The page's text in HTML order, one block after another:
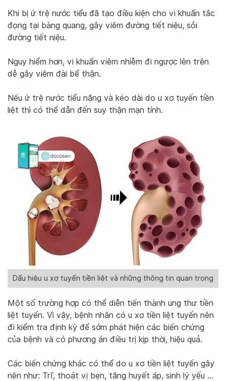
Khi bị ứ trệ nước tiểu đã tạo điều kiện cho vi khuẩn tắc
đọng tại bàng quang, gây viêm đường tiết niệu, sỏi
đường tiết niệu.
Nguy hiểm hơn, vi khuẩn viêm nhiễm đi ngược lên trên
dễ gây viêm đài bể thận.
Nếu ứ trệ nước tiểu nặng và kéo dài do u xơ tuyến tiền
liệt thì có thể dẫn đến suy thận mạn tính.
Dấu hiệu u xơ tuyến tiền liệt và những thông tin quan trọng
Một số trường hợp có thể diễn tiến thành ung thư tiền
liệt tuyến. Vì vậy, bệnh nhân có u xơ tiền liệt tuyến nên
đi kiểm tra định kỳ để sớm phát hiện các biến chứng
của bệnh và có phương án điều trị kịp thời, hiệu quả.
Các biến chứng khác có thể do u xơ tiền liệt tuyến gây
nên như: Trĩ, thoát vị bẹn, tăng huyết áp, sinh lý yếu …